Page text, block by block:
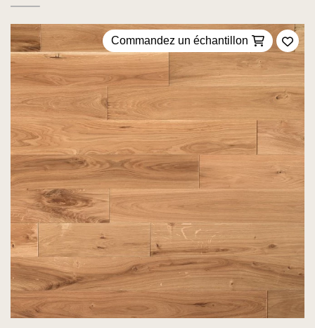
Commandez un échantillon